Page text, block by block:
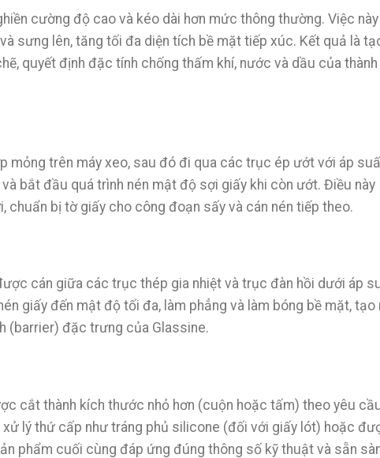
cường độ cao và kéo dài hơn mức thông thường. Việc này
sưng lên, tăng tối đa diện tích bề mặt tiếp xúc. Kết quả là
quyết định đặc tính chống thấm khí, nước và dầu của thành
mỏng trên máy xeo, sau đó đi qua các trục ép ướt với áp
bắt đầu quá trình nén mật độ sợi giấy khi còn ướt. Điều này
bị tờ giấy cho công đoạn sấy và cán nén tiếp theo.
cán giữa các trục thép gia nhiệt và trục đàn hồi dưới áp
giấy đến mật độ tối đa, làm phẳng và làm bóng bề mặt, tạo
(barrier) đặc trưng của Glassine.
cắt thành kích thước nhỏ hơn (cuộn hoặc tấm) theo yêu
lý thứ cấp như tráng phủ silicone (đối với giấy lót) hoặc
phẩm cuối cùng đáp ứng đúng thông số kỹ thuật và sẵn